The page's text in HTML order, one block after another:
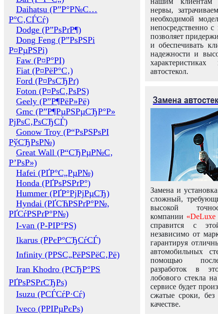
Daihatsu (Р”Р°Р№С…
Р°С‚СЃСѓ)
Dodge (Р”РѕРґР¶)
Dong Feng (Р”РѕРЅРі
Р¤РµРЅРі)
Faw (Р¤Р°РІ)
Fiat (Р¤РёР°С‚)
Ford (Р¤РѕСЂРґ)
Foton (Р¤РѕС‚РѕРЅ)
Geely (Р”Р¶РёР»Рё)
Gmc (Р”Р¶РµРЅРµСЂР°Р»
РјРѕС‚РѕСЂСЃ)
Gonow Troy (Р“РѕРЅРѕРІ
РўСЂРѕР№)
Great Wall (Р“СЂРµР№С‚
Р’РѕР»)
Hafei (РҐР°С„РµР№)
Honda (РҐРѕРЅРґР°)
Hummer (РҐР°РјРјРµСЂ)
Hyndai (РҐСЋРЅРґР°Р№,
РҐСѓРЅРґР°Р№)
I-van (Р-РІР°РЅ)
Ikarus (РРєР°СЂСѓСЃ)
Infinity (РРЅС„РёРЅРёС‚Рё)
Iran Khodro (РСЂР°РЅ
РҐРѕРЅРґСЂРѕ)
Isuzu (РСЃСѓР·Сѓ)
Iveco (РРІРµРєРѕ)
нервы,
необходимой
непосредственно
позволяет
и обеспечивать
надежности и
автостекол.
Замена
Замена и
сложный,
высокой
компании «DeLuxe
справится с
независимо от
гарантируя
автомобильных
помощью
разработок в
лобового стекла
сервисе будет
сжатые сроки,
качестве.